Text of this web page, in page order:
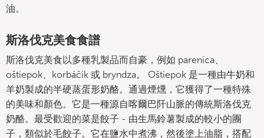
油。
斯洛伐克美食食譜
斯洛伐克美食以多種乳製品而自豪，例如 parenica、
oštiepok、korbáčik 或 bryndza。 Oštiepok 是一種由牛奶和
羊奶製成的半硬蒸蛋形奶酪。通過煙燻，它獲得了一種特殊
的美味和顏色。它是一種源自喀爾巴阡山脈的傳統斯洛伐克
奶酪。最受歡迎的菜是餃子 - 由生馬鈴薯製成的較小的團
子，類似於毛餃子。它在鹽水中煮沸，然後塗上油脂，搭配